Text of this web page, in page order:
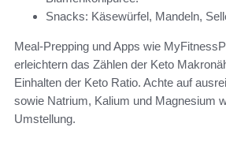
Snacks: Käsewürfel, Mandeln,
Meal-Prepping und Apps wie
erleichtern das Zählen der Keto
Einhalten der Keto Ratio. Achte auf
sowie Natrium, Kalium und Magnesium
Umstellung.